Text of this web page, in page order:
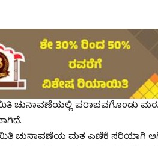
ಚುನಾವಣೆಯಲ್ಲಿ ಪರಾಭವಗೊಂಡು
ಚುನಾವಣೆಯ ಮತ ಎಣಿಕೆ ಸರಿಯಾಗಿ